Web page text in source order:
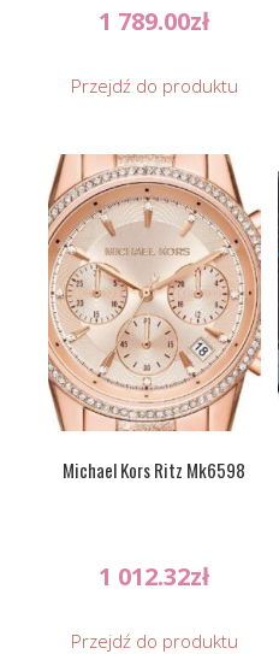
1 789.00zł
Przejdź do produktu
Michael Kors Ritz Mk6598
1 012.32zł
Przejdź do produktu